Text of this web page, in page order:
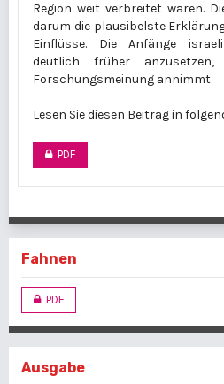
Region weit verbreitet waren.
darum die plausibelste
Einflüsse. Die Anfänge
deutlich früher
Forschungsmeinung annimmt.
Lesen Sie diesen Beitrag in
PDF
Fahnen
PDF
Ausgabe